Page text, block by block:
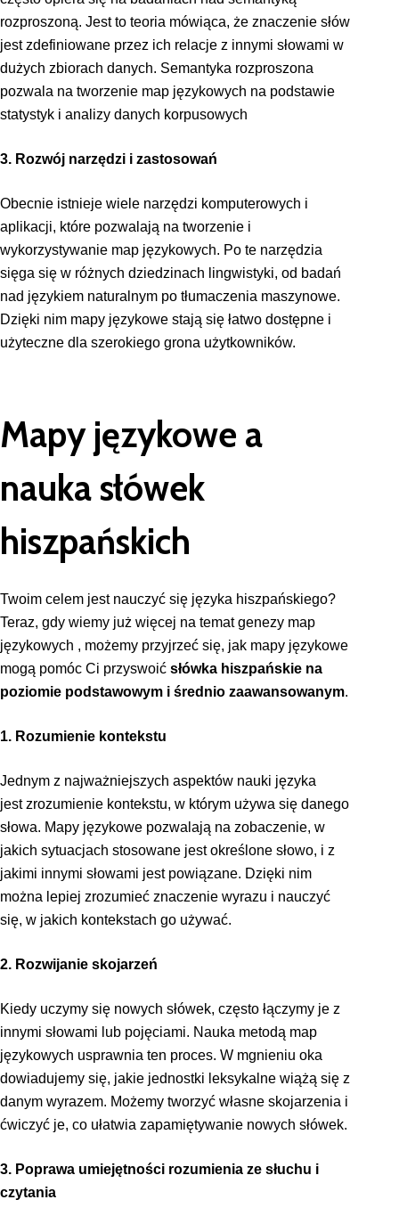
rozproszoną. Jest to teoria mówiąca, że znaczenie słów
jest zdefiniowane przez ich relacje z innymi słowami w
dużych zbiorach danych. Semantyka rozproszona
pozwala na tworzenie map językowych na podstawie
statystyk i analizy danych korpusowych
3. Rozwój narzędzi i zastosowań
Obecnie istnieje wiele narzędzi komputerowych i
aplikacji, które pozwalają na tworzenie i
wykorzystywanie map językowych. Po te narzędzia
sięga się w różnych dziedzinach lingwistyki, od badań
nad językiem naturalnym po tłumaczenia maszynowe.
Dzięki nim mapy językowe stają się łatwo dostępne i
użyteczne dla szerokiego grona użytkowników.
Mapy językowe a
nauka słówek
hiszpańskich
Twoim celem jest nauczyć się języka hiszpańskiego?
Teraz, gdy wiemy już więcej na temat genezy map
językowych , możemy przyjrzeć się, jak mapy językowe
mogą pomóc Ci przyswoić słówka hiszpańskie na
poziomie podstawowym i średnio zaawansowanym.
1. Rozumienie kontekstu
Jednym z najważniejszych aspektów nauki języka
jest zrozumienie kontekstu, w którym używa się danego
słowa. Mapy językowe pozwalają na zobaczenie, w
jakich sytuacjach stosowane jest określone słowo, i z
jakimi innymi słowami jest powiązane. Dzięki nim
można lepiej zrozumieć znaczenie wyrazu i nauczyć
się, w jakich kontekstach go używać.
2. Rozwijanie skojarzeń
Kiedy uczymy się nowych słówek, często łączymy je z
innymi słowami lub pojęciami. Nauka metodą map
językowych usprawnia ten proces. W mgnieniu oka
dowiadujemy się, jakie jednostki leksykalne wiążą się z
danym wyrazem. Możemy tworzyć własne skojarzenia i
ćwiczyć je, co ułatwia zapamiętywanie nowych słówek.
3. Poprawa umiejętności rozumienia ze słuchu i
czytania